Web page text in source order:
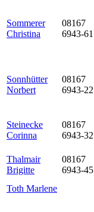
Sommerer
Christina
08167
6943-61
Sonnhütter
Norbert
08167
6943-22
Steinecke
Corinna
08167
6943-32
Thalmair
Brigitte
08167
6943-45
Toth Marlene